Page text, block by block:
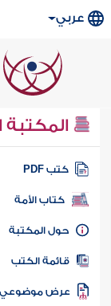
عربي
المكتبة
كتب PDF
كتاب الأمة
المكتبة
الكتب